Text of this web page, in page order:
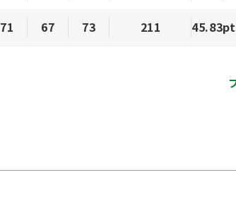
71 67 73 211